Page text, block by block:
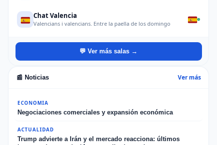
Chat Valencia
Valencians i valencians. Entre la paella de los domingo
💬 Ver más salas →
📰 Noticias Ver más
ECONOMIA
Negociaciones comerciales y expansión económica
ACTUALIDAD
Trump advierte a Irán y el mercado reacciona: últimos